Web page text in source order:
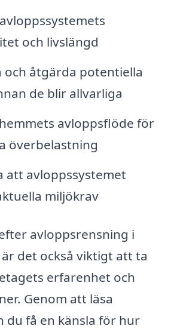
och livslängd
åtgärda potentiella
de blir allvarliga
avloppsflöde för
överbelastning
att avloppssystemet
miljökrav
avloppsrensning i
det också viktigt att ta
erfarenhet och
Genom att läsa
du få en känsla för hur